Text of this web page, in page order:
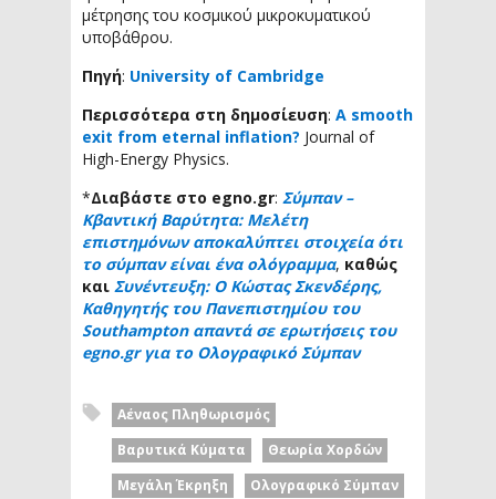
μέτρησης του κοσμικού μικροκυματικού
υποβάθρου.
Πηγή: University of Cambridge
Περισσότερα στη δημοσίευση: A smooth
exit from eternal inflation? Journal of
High-Energy Physics.
*Διαβάστε στο egno.gr: Σύμπαν –
Κβαντική Βαρύτητα: Μελέτη
επιστημόνων αποκαλύπτει στοιχεία ότι
το σύμπαν είναι ένα ολόγραμμα, καθώς
και Συνέντευξη: Ο Κώστας Σκενδέρης,
Καθηγητής του Πανεπιστημίου του
Southampton απαντά σε ερωτήσεις του
egno.gr για το Ολογραφικό Σύμπαν
Αέναος Πληθωρισμός
Βαρυτικά Κύματα
Θεωρία Χορδών
Μεγάλη Έκρηξη
Ολογραφικό Σύμπαν